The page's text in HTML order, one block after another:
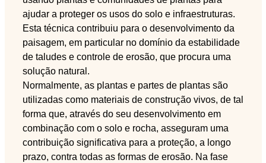
ajudar a proteger os usos do solo e infraestruturas.
Esta técnica contribuiu para o desenvolvimento da
paisagem, em particular no domínio da estabilidade
de taludes e controle de erosão, que procura uma
solução natural.
Normalmente, as plantas e partes de plantas são
utilizadas como materiais de construção vivos, de tal
forma que, através do seu desenvolvimento em
combinação com o solo e rocha, asseguram uma
contribuição significativa para a proteção, a longo
prazo, contra todas as formas de erosão. Na fase